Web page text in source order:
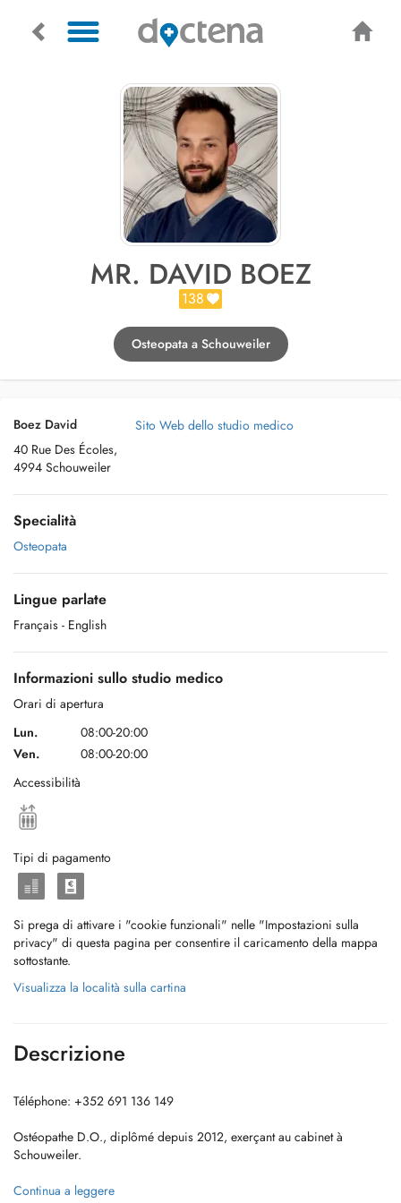
MR. DAVID BOEZ
138
Osteopata a Schouweiler
Boez David
40 Rue Des Écoles,
4994 Schouweiler
Sito Web dello studio medico
Specialità
Osteopata
Lingue parlate
Français - English
Informazioni sullo studio medico
Orari di apertura
Lun.
08:00-20:00
Ven.
08:00-20:00
Accessibilità
Tipi di pagamento
Si prega di attivare i "cookie funzionali" nelle "Impostazioni sulla
privacy" di questa pagina per consentire il caricamento della mappa
sottostante.
Visualizza la località sulla cartina
Descrizione
Téléphone: +352 691 136 149
Ostéopathe D.O., diplômé depuis 2012, exerçant au cabinet à
Schouweiler.
Continua a leggere